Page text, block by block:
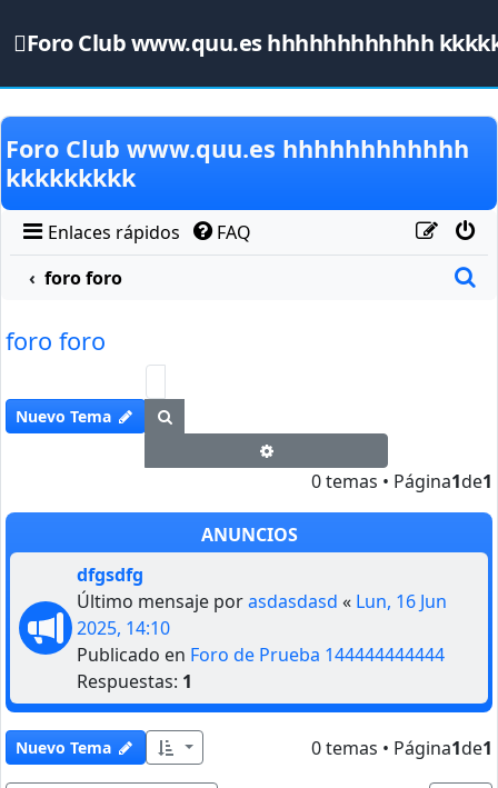
Foro Club www.quu.es hhhhhhhhhhhh
Obviar
Foro Club www.quu.es hhhhhhhhhhhh
kkkkkkkkk
Enlaces rápidos
FAQ
foro foro
foro foro
Nuevo Tema
0 temas • Página1de1
ANUNCIOS
dfgsdfg
Último mensaje porasdasdasd « Lun, 16 Jun
2025, 14:10
Publicado en Foro de Prueba 144444444444
Respuestas: 1
Nuevo Tema 0 temas • Página1de1